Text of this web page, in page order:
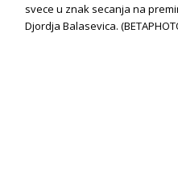
svece u znak secanja na
Djordja Balasevica.